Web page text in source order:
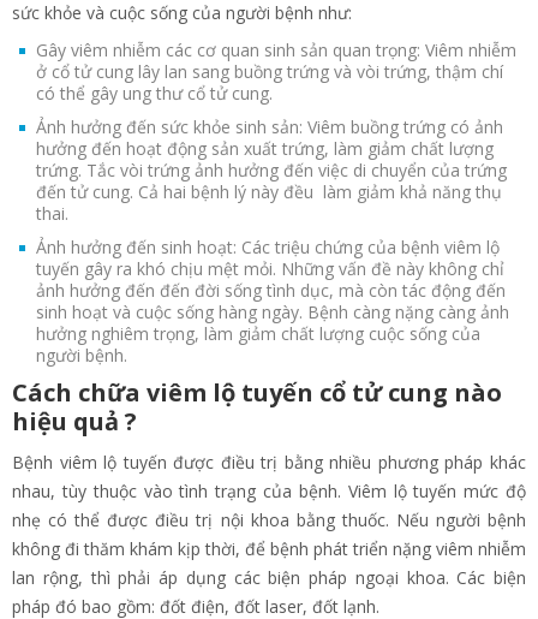
sức khỏe và cuộc sống của người bệnh như:
Gây viêm nhiễm các cơ quan sinh sản quan trọng: Viêm nhiễm
ở cổ tử cung lây lan sang buồng trứng và vòi trứng, thậm chí
có thể gây ung thư cổ tử cung.
Ảnh hưởng đến sức khỏe sinh sản: Viêm buồng trứng có ảnh
hưởng đến hoạt động sản xuất trứng, làm giảm chất lượng
trứng. Tắc vòi trứng ảnh hưởng đến việc di chuyển của trứng
đến tử cung. Cả hai bệnh lý này đều làm giảm khả năng thụ
thai.
Ảnh hưởng đến sinh hoạt: Các triệu chứng của bệnh viêm lộ
tuyến gây ra khó chịu mệt mỏi. Những vấn đề này không chỉ
ảnh hưởng đến đến đời sống tình dục, mà còn tác động đến
sinh hoạt và cuộc sống hàng ngày. Bệnh càng nặng càng ảnh
hưởng nghiêm trọng, làm giảm chất lượng cuộc sống của
người bệnh.
Cách chữa viêm lộ tuyến cổ tử cung nào
hiệu quả ?
Bệnh viêm lộ tuyến được điều trị bằng nhiều phương pháp khác
nhau, tùy thuộc vào tình trạng của bệnh. Viêm lộ tuyến mức độ
nhẹ có thể được điều trị nội khoa bằng thuốc. Nếu người bệnh
không đi thăm khám kịp thời, để bệnh phát triển nặng viêm nhiễm
lan rộng, thì phải áp dụng các biện pháp ngoại khoa. Các biện
pháp đó bao gồm: đốt điện, đốt laser, đốt lạnh.